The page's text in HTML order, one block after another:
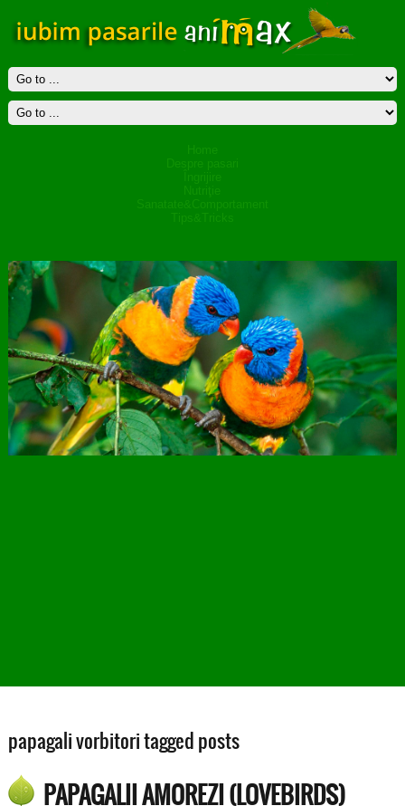
papagali vorbitori tagged posts
PAPAGALII AMOREZI (LOVEBIRDS)